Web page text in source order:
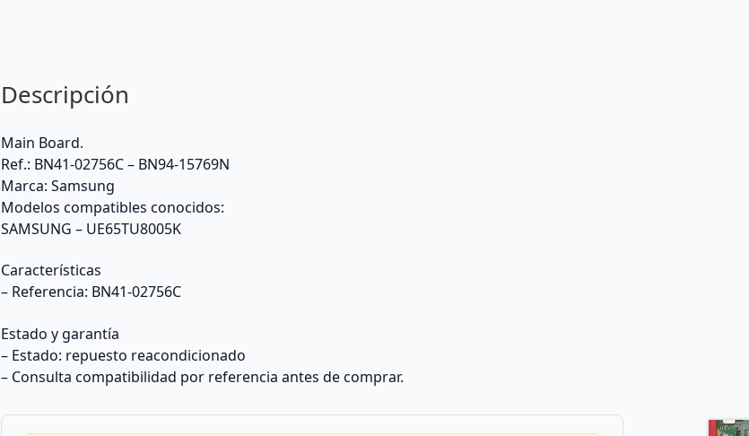
Descripción
Main Board.
Ref.: BN41-02756C – BN94-15769N
Marca: Samsung
Modelos compatibles conocidos:
SAMSUNG – UE65TU8005K
Características
– Referencia: BN41-02756C
Estado y garantía
– Estado: repuesto reacondicionado
– Consulta compatibilidad por referencia antes de comprar.